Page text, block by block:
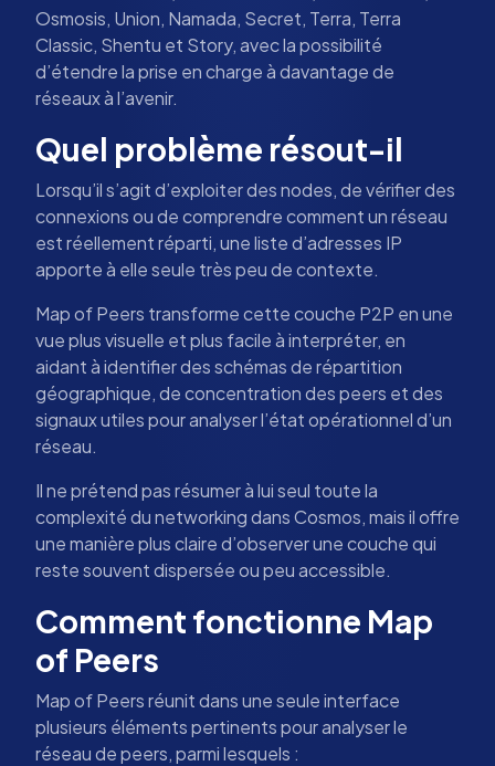
Osmosis, Union, Namada, Secret, Terra, Terra
Classic, Shentu et Story, avec la possibilité
d’étendre la prise en charge à davantage de
réseaux à l’avenir.
Quel problème résout-il
Lorsqu’il s’agit d’exploiter des nodes, de vérifier des
connexions ou de comprendre comment un réseau
est réellement réparti, une liste d’adresses IP
apporte à elle seule très peu de contexte.
Map of Peers transforme cette couche P2P en une
vue plus visuelle et plus facile à interpréter, en
aidant à identifier des schémas de répartition
géographique, de concentration des peers et des
signaux utiles pour analyser l’état opérationnel d’un
réseau.
Il ne prétend pas résumer à lui seul toute la
complexité du networking dans Cosmos, mais il offre
une manière plus claire d’observer une couche qui
reste souvent dispersée ou peu accessible.
Comment fonctionne Map
of Peers
Map of Peers réunit dans une seule interface
plusieurs éléments pertinents pour analyser le
réseau de peers, parmi lesquels :